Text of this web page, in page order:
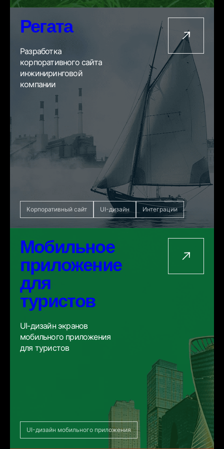
Регата
Разработка
корпоративного сайта
инжиниринговой
компании
Корпоративный сайт UI-дизайн Интеграции
Мобильное
приложение
для
туристов
UI-дизайн экранов
мобильного приложения
для туристов
UI-дизайн мобильного приложения